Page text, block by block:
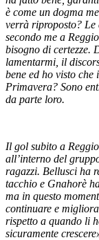
è come un dogma
verrà riproposto? Le
secondo me a
bisogno di certezze.
lamentarmi, il
bene ed ho visto
Primavera? Sono
da parte loro.
Il gol subito a
all’interno del
ragazzi. Bellusci ha
tacchio e Gnahorè
ma in questo
continuare e
rispetto a quando li
sicuramente